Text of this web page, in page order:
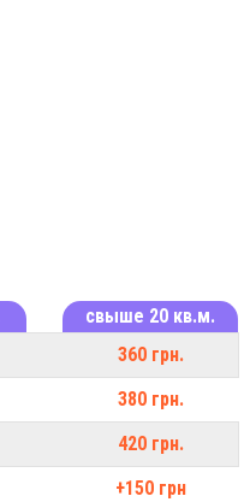
свыше 20 кв.м.
360 грн.
380 грн.
420 грн.
+150 грн